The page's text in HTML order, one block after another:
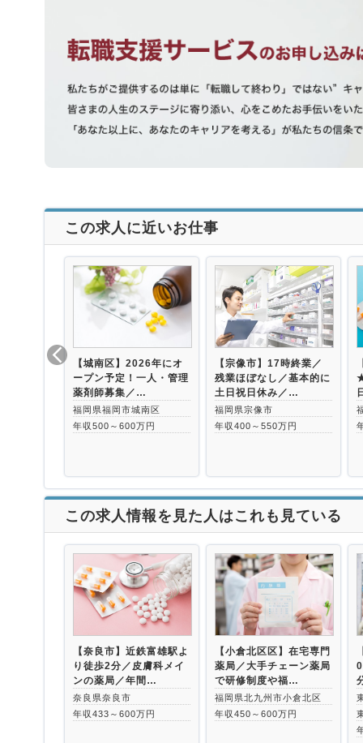
この求人に近いお仕事
【城南区】2026年にオ
ープン予定！一人・管理
薬剤師募集／…
福岡県福岡市城南区
年収500～600万円
【宗像市】17時終業／
残業ほぼなし／基本的に
土日祝日休み／…
福岡県宗像市
年収400～550万円
この求人情報を見た人はこれも見ている
【奈良市】近鉄富雄駅よ
り徒歩2分／皮膚科メイ
ンの薬局／年間…
奈良県奈良市
年収433～600万円
【小倉北区区】在宅専門
薬局／大手チェーン薬局
で研修制度や福…
福岡県北九州市小倉北区
年収450～600万円